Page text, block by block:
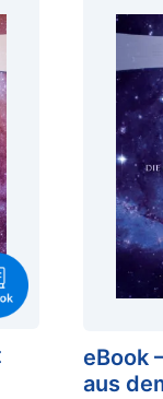
eBook
aus